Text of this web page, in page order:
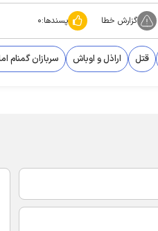
گزارش خطا پسندها:۰
قتل اراذل و اوباش سربازان گمنام